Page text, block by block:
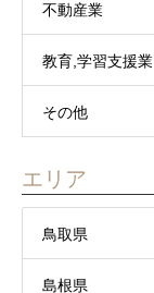
不動産業
教育,学習支援業
その他
エリア
鳥取県
島根県